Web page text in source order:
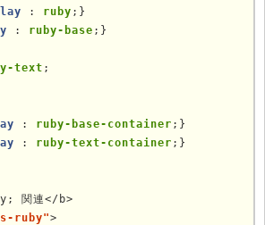
: ruby ;}
: ruby-base ;}
text ;
: ruby-base-container ;}
: ruby-text-container ;}
関連</b>
ruby">